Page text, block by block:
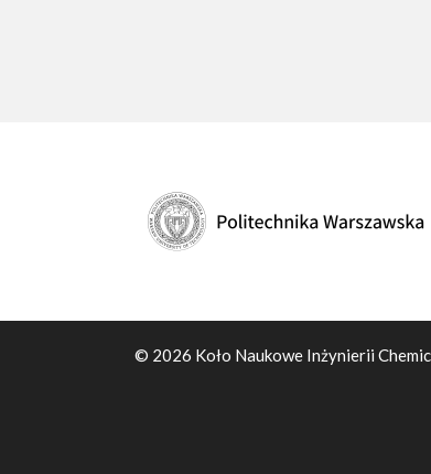
© 2026 Koło Naukowe Inżynierii